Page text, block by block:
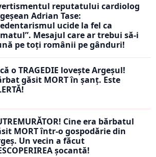
reputatului cardiolog
Adrian Tase:
ucide la fel ca
Mesajul care ar trebui să-i
pe toți românii pe gânduri!
o TRAGEDIE lovește Argeșul!
găsit MORT în șanț. Este
Cine era bărbatul
MORT într-o gospodărie din
Un vecin a făcut
șocantă!